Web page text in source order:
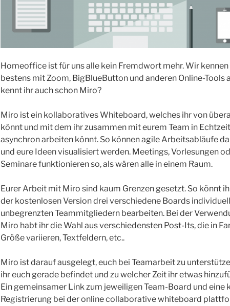
Homeoffice ist für uns alle kein Fremdwort mehr. Wir kennen
bestens mit Zoom, BigBlueButton und anderen Online-Tools
kennt ihr auch schon Miro?
Miro ist ein kollaboratives Whiteboard, welches ihr von
könnt und mit dem ihr zusammen mit eurem Team in
asynchron arbeiten könnt. So können agile Arbeitsabläufe
und eure Ideen visualisiert werden. Meetings, Vorlesungen
Seminare funktionieren so, als wären alle in einem Raum.
Eurer Arbeit mit Miro sind kaum Grenzen gesetzt. So könnt
der kostenlosen Version drei verschiedene Boards
unbegrenzten Teammitgliedern bearbeiten. Bei der
Miro habt ihr die Wahl aus verschiedensten Post-Its, die in
Größe variieren, Textfeldern, etc..
Miro ist darauf ausgelegt, euch bei Teamarbeit zu
ihr euch gerade befindet und zu welcher Zeit ihr etwas
Ein gemeinsamer Link zum jeweiligen Team-Board und eine
Registrierung bei der online collaborative whiteboard